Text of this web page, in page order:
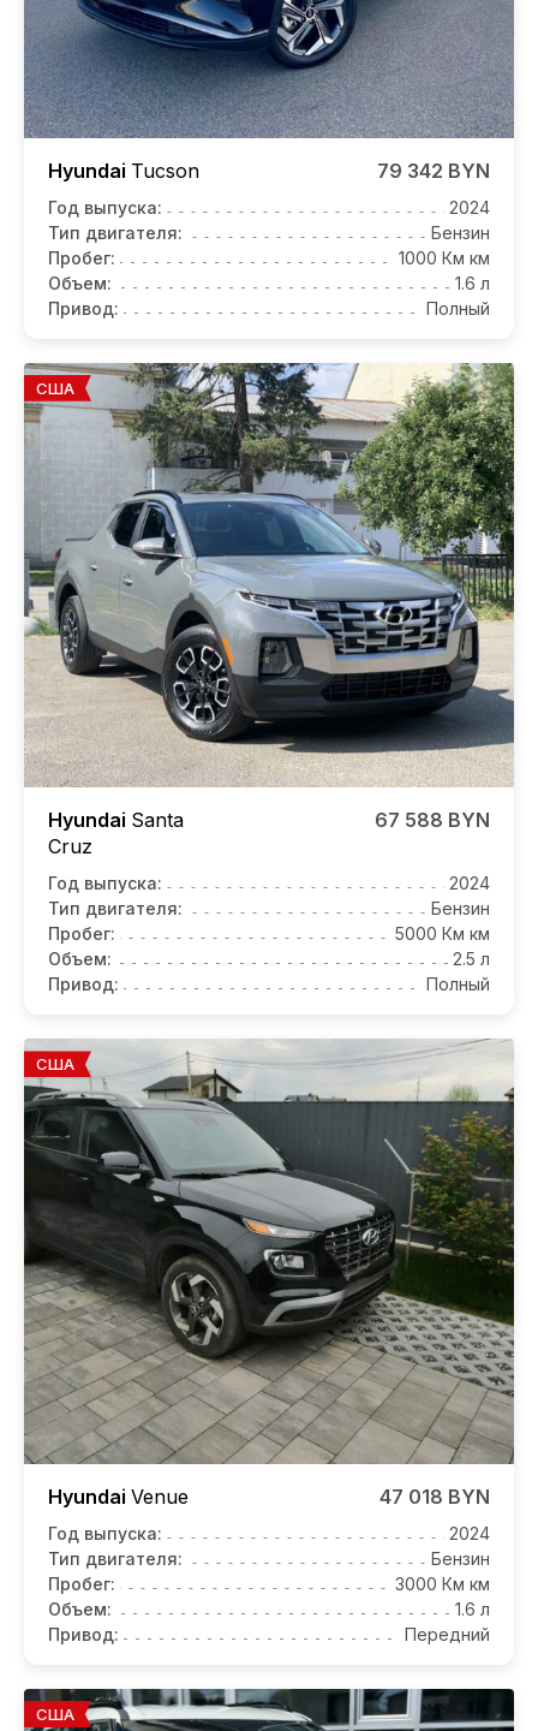
Hyundai Tucson 79 342 BYN
Год выпуска:
2024
Тип двигателя:
Бензин
Пробег:
1000 Км км
Объем:
1.6 л
Привод:
Полный
США
Hyundai Santa
Cruz
67 588 BYN
Год выпуска:
2024
Тип двигателя:
Бензин
Пробег:
5000 Км км
Объем:
2.5 л
Привод:
Полный
США
Hyundai Venue 47 018 BYN
Год выпуска:
2024
Тип двигателя:
Бензин
Пробег:
3000 Км км
Объем:
1.6 л
Привод:
Передний
США